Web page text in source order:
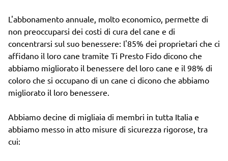
L'abbonamento annuale, molto economico, permette di
non preoccuparsi dei costi di cura del cane e di
concentrarsi sul suo benessere: l'85% dei proprietari che ci
affidano il loro cane tramite Ti Presto Fido dicono che
abbiamo migliorato il benessere del loro cane e il 98% di
coloro che si occupano di un cane ci dicono che abbiamo
migliorato il loro benessere.
Abbiamo decine di migliaia di membri in tutta Italia e
abbiamo messo in atto misure di sicurezza rigorose, tra
cui: